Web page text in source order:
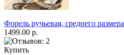
Форель ручьевая, среднего размера
1499.00 р.
Купить